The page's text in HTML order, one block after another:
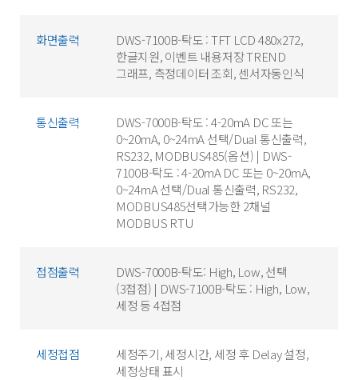
화면출력
DWS-7100B-탁도 : TFT LCD 480x272,
한글지원, 이벤트 내용저장 TREND
그래프, 측정데이터 조회, 센서자동인식
통신출력
DWS-7000B-탁도 : 4-20mA DC 또는
0~20mA, 0~24mA 선택/Dual 통신출력,
RS232, MODBUS485(옵션) | DWS-
7100B-탁도 : 4-20mA DC 또는 0~20mA,
0~24mA 선택/Dual 통신출력, RS232,
MODBUS485선택가능한 2채널
MODBUS RTU
접점출력
DWS-7000B-탁도: High, Low, 선택
(3접점) | DWS-7100B-탁도 : High, Low,
세정 등 4접점
세정접점
세정주기, 세정시간, 세정 후 Delay 설정,
세정상태 표시